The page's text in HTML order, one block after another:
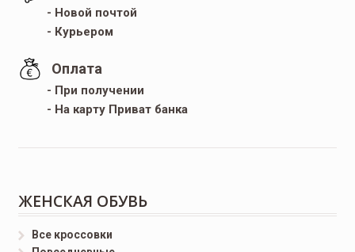
- Новой почтой
- Курьером
Оплата
- При получении
- На карту Приват банка
ЖЕНСКАЯ ОБУВЬ
Все кроссовки